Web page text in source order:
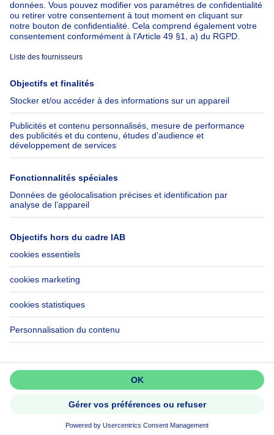
Appeler Contacter
À propos
Immoweb
Presse
Emplois
Groupe Axel Springer
SeLoger.com
Immowelt.de
Outils
Belfius
Assurances
Check-list déménagement
Aide
FAQ
Accessibilité
Contactez-nous
Suivez-nous
LinkedIn
Immoweb SA © 2026 - Tous droits réservés
Conditions d'utilisation Gestion des cookies
Vie privée
Règles de fonctionnement et de classement
3044 -
d2b95f88ad4c2e3527743d6bd81664b3a2df8b8e -